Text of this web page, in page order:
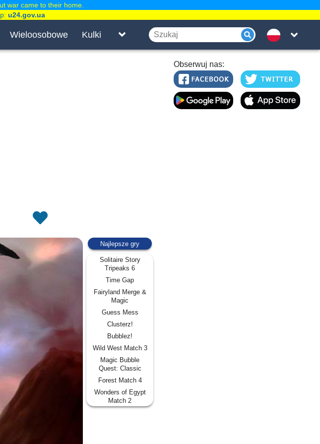
Wieloosobowe Kulki
Obserwuj nas:
Najlepsze gry
Solitaire Story
Tripeaks 6
Time Gap
Fairyland Merge &
Magic
Guess Mess
Clusterz!
Bubblez!
Wild West Match 3
Magic Bubble
Quest: Classic
Forest Match 4
Wonders of Egypt
Match 2
war came to their home.
u24.gov.ua